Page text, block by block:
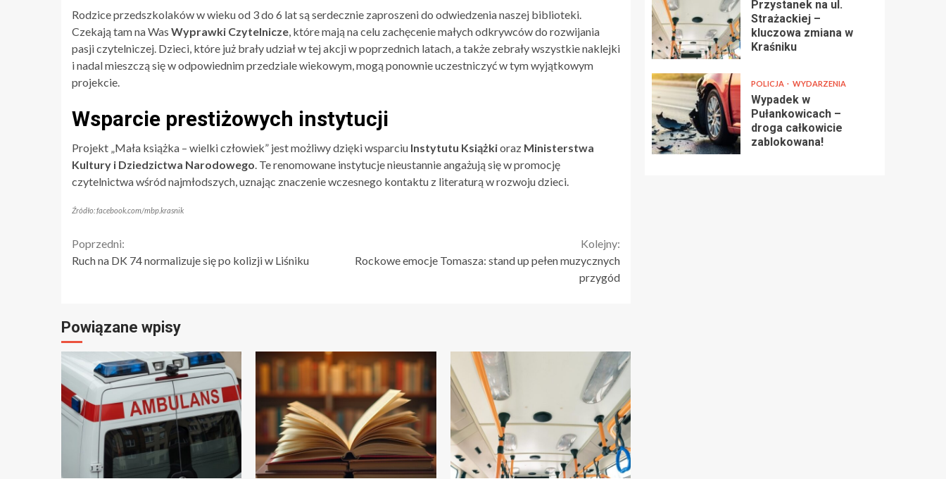
Rodzice przedszkolaków w wieku od 3 do 6 lat są serdecznie zaproszeni do odwiedzenia naszej biblioteki.
Czekają tam na Was Wyprawki Czytelnicze, które mają na celu zachęcenie małych odkrywców do rozwijania
pasji czytelniczej. Dzieci, które już brały udział w tej akcji w poprzednich latach, a także zebrały wszystkie naklejki
i nadal mieszczą się w odpowiednim przedziale wiekowym, mogą ponownie uczestniczyć w tym wyjątkowym
projekcie.
Wsparcie prestiżowych instytucji
Projekt „Mała książka – wielki człowiek” jest możliwy dzięki wsparciu Instytutu Książkioraz Ministerstwa
Kultury i Dziedzictwa Narodowego. Te renomowane instytucje nieustannie angażują się w promocję
czytelnictwa wśród najmłodszych, uznając znaczenie wczesnego kontaktu z literaturą w rozwoju dzieci.
Źródło: facebook.com/mbp.krasnik
Continue
Poprzedni:
Ruch na DK 74 normalizuje się po kolizji w Liśniku
Kolejny:
Rockowe emocje Tomasza: stand up pełen muzycznych
przygód
Powiązane wpisy
Przystanek na ul.
Strażackiej –
kluczowa zmiana w
Kraśniku
POLICJA WYDARZENIA
Wypadek w
Pułankowicach –
droga całkowicie
zablokowana!